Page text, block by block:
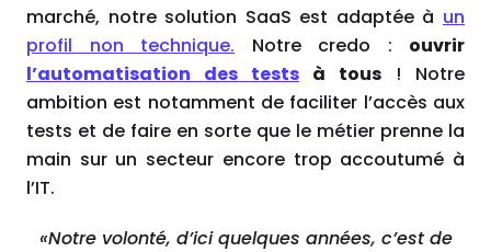
marché, notre solution SaaS est adaptée à un
profil non technique. Notre credo : ouvrir
l’automatisation des tests à tous ! Notre
ambition est notamment de faciliter l’accès aux
tests et de faire en sorte que le métier prenne la
main sur un secteur encore trop accoutumé à
l’IT.
«Notre volonté, d’ici quelques années, c’est de